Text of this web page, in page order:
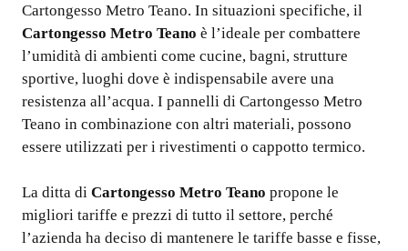
Cartongesso Metro Teano. In situazioni specifiche, il
Cartongesso Metro Teano è l’ideale per combattere
l’umidità di ambienti come cucine, bagni, strutture
sportive, luoghi dove è indispensabile avere una
resistenza all’acqua. I pannelli di Cartongesso Metro
Teano in combinazione con altri materiali, possono
essere utilizzati per i rivestimenti o cappotto termico.
La ditta di Cartongesso Metro Teano propone le
migliori tariffe e prezzi di tutto il settore, perché
l’azienda ha deciso di mantenere le tariffe basse e fisse,